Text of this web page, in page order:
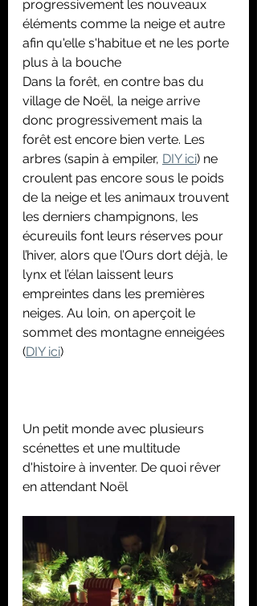
progressivement les nouveaux
éléments comme la neige et autre
afin qu'elle s'habitue et ne les porte
plus à la bouche
Dans la forêt, en contre bas du
village de Noël, la neige arrive
donc progressivement mais la
forêt est encore bien verte. Les
arbres (sapin à empiler, DIY ici) ne
croulent pas encore sous le poids
de la neige et les animaux trouvent
les derniers champignons, les
écureuils font leurs réserves pour
l’hiver, alors que l’Ours dort déjà, le
lynx et l’élan laissent leurs
empreintes dans les premières
neiges. Au loin, on aperçoit le
sommet des montagne enneigées
(DIY ici)
Un petit monde avec plusieurs
scénettes et une multitude
d'histoire à inventer. De quoi rêver
en attendant Noël